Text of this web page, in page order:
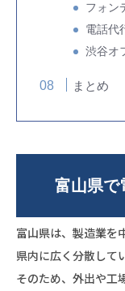
フォン
電話代
渋谷オ
まとめ
富山県で
富山県は、製造業を
県内に広く分散して
そのため、外出や工